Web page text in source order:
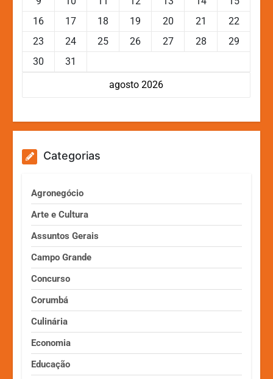
agosto 2026
16
17 18 19 20 21
22
23
24 25 26 27 28
29
30
31
Categorias
Agronegócio
Arte e Cultura
Assuntos Gerais
Campo Grande
Concurso
Corumbá
Culinária
Economia
Educação